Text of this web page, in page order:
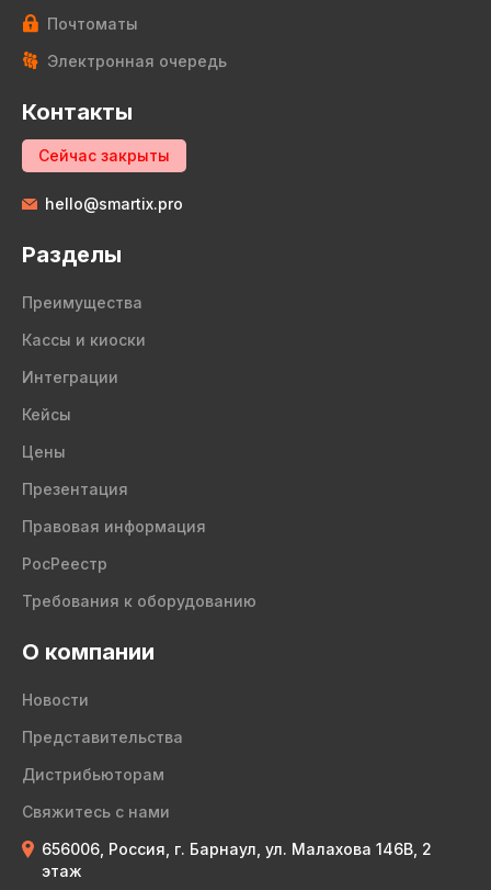
Почтоматы
Электронная очередь
Контакты
Сейчас закрыты
hello@smartix.pro
Разделы
Преимущества
Кассы и киоски
Интеграции
Кейсы
Цены
Презентация
Правовая информация
РосРеестр
Требования к оборудованию
О компании
Новости
Представительства
Дистрибьюторам
Свяжитесь с нами
656006, Россия, г. Барнаул, ул. Малахова 146В, 2
этаж